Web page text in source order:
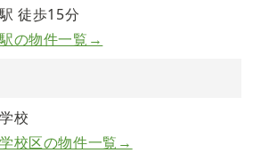
徒歩15分
の物件一覧→
校
校区の物件一覧→